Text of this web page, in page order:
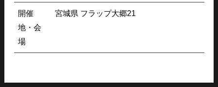
開催
地・会
場
宮城県 フラップ大郷21